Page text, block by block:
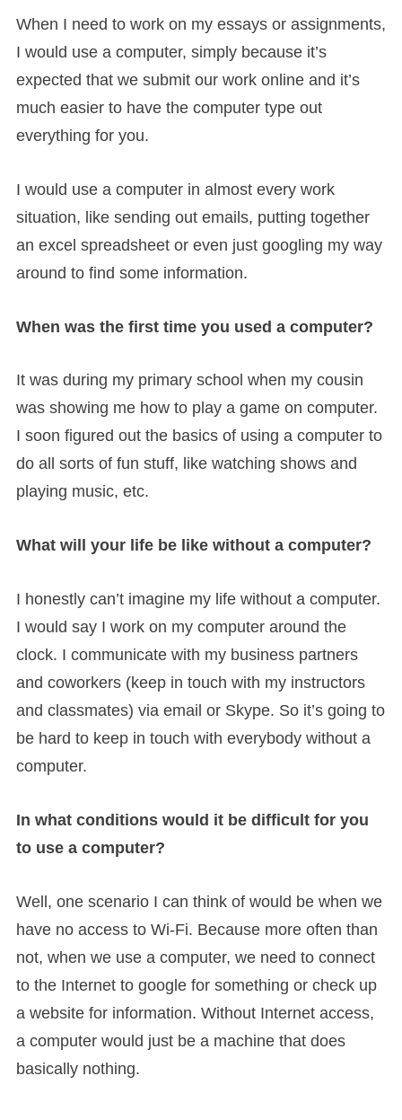
When I need to work on my essays or assignments,
I would use a computer, simply because it’s
expected that we submit our work online and it’s
much easier to have the computer type out
everything for you.
I would use a computer in almost every work
situation, like sending out emails, putting together
an excel spreadsheet or even just googling my way
around to find some information.
When was the first time you used a computer?
It was during my primary school when my cousin
was showing me how to play a game on computer.
I soon figured out the basics of using a computer to
do all sorts of fun stuff, like watching shows and
playing music, etc.
What will your life be like without a computer?
I honestly can’t imagine my life without a computer.
I would say I work on my computer around the
clock. I communicate with my business partners
and coworkers (keep in touch with my instructors
and classmates) via email or Skype. So it’s going to
be hard to keep in touch with everybody without a
computer.
In what conditions would it be difficult for you
to use a computer?
Well, one scenario I can think of would be when we
have no access to Wi-Fi. Because more often than
not, when we use a computer, we need to connect
to the Internet to google for something or check up
a website for information. Without Internet access,
a computer would just be a machine that does
basically nothing.